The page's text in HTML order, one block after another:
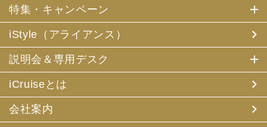
特集・キャンペーン
iStyle（アライアンス）
説明会＆専用デスク
iCruiseとは
会社案内